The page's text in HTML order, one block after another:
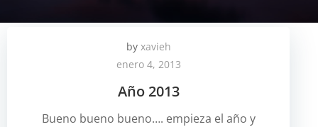
by xavieh
enero 4, 2013
Año 2013
Bueno bueno bueno…. empieza el año y